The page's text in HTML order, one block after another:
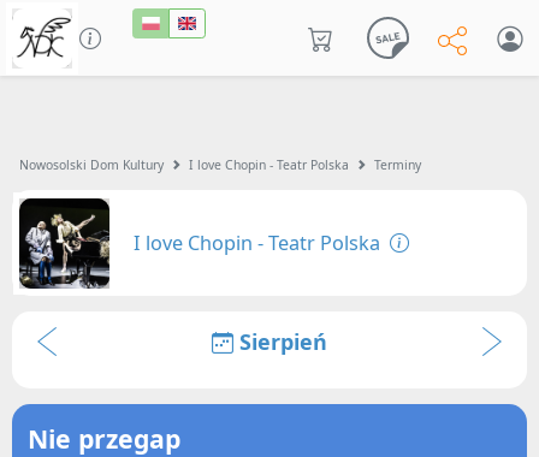
Nowosolski Dom Kultury I love Chopin - Teatr Polska Terminy
I love Chopin - Teatr Polska
Sierpień
Nie przegap